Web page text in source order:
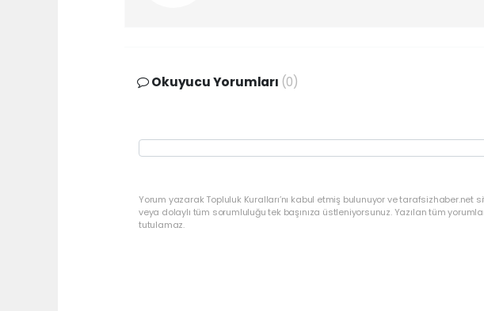
Okuyucu Yorumları (0)
Yorum yazarak Topluluk Kuralları’nı kabul etmiş bulunuyor ve tarafsizhaber.net
veya dolaylı tüm sorumluluğu tek başınıza üstleniyorsunuz. Yazılan tüm
tutulamaz.